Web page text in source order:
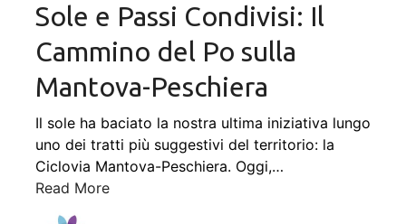
Sole e Passi Condivisi: Il
Cammino del Po sulla
Mantova-Peschiera
Il sole ha baciato la nostra ultima iniziativa lungo
uno dei tratti più suggestivi del territorio: la
Ciclovia Mantova-Peschiera. Oggi,…
Read More